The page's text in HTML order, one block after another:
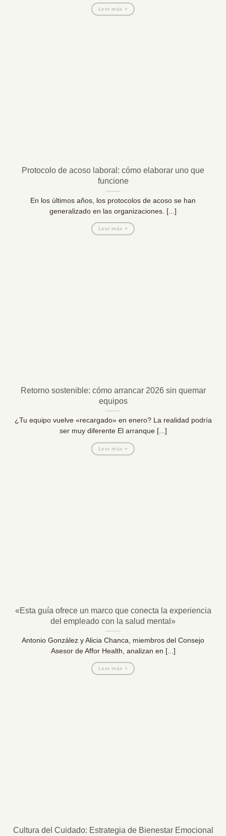
Leer más +
Protocolo de acoso laboral: cómo elaborar uno que
funcione
En los últimos años, los protocolos de acoso se han
generalizado en las organizaciones. [...]
Leer más +
Retorno sostenible: cómo arrancar 2026 sin quemar
equipos
¿Tu equipo vuelve «recargado» en enero? La realidad podría
ser muy diferente El arranque [...]
Leer más +
«Esta guía ofrece un marco que conecta la experiencia
del empleado con la salud mental»
Antonio González y Alicia Chanca, miembros del Consejo
Asesor de Affor Health, analizan en [...]
Leer más +
Cultura del Cuidado: Estrategia de Bienestar Emocional